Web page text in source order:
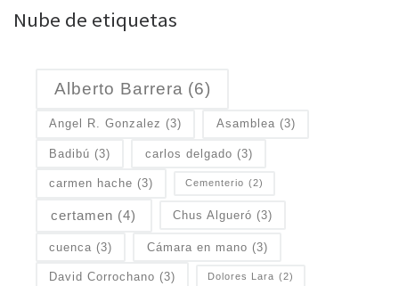
Nube de etiquetas
Alberto Barrera (6)
Angel R. Gonzalez (3) Asamblea (3)
Badibú (3) carlos delgado (3)
carmen hache (3) Cementerio (2)
certamen (4) Chus Algueró (3)
cuenca (3) Cámara en mano (3)
David Corrochano (3) Dolores Lara (2)